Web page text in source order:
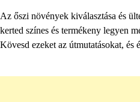
Az őszi növények kiválasztása és
kerted színes és termékeny legyen
Kövesd ezeket az útmutatásokat, és